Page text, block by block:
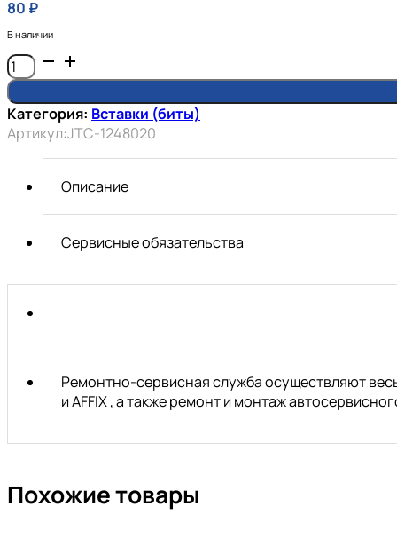
80 ₽
В наличии
Количество
товара
Вставка
5/16"DR
TORX
удлиненная
Т20Hх80мм
JTC
Категория: Вставки (биты)
Артикул:JTC-1248020
Описание
Сервисные обязательства
Ремонтно-сервисная служба осуществляют
и AFFIX , а также ремонт и монтаж
Похожие товары